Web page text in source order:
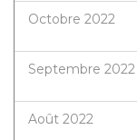
Octobre 2022
Septembre 2022
Août 2022